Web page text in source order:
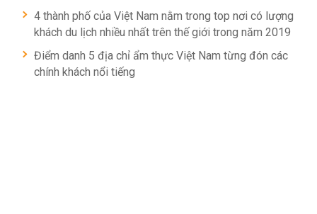
4 thành phố của Việt Nam nằm trong top nơi có lượng
khách du lịch nhiều nhất trên thế giới trong năm 2019
Điểm danh 5 địa chỉ ẩm thực Việt Nam từng đón các
chính khách nổi tiếng